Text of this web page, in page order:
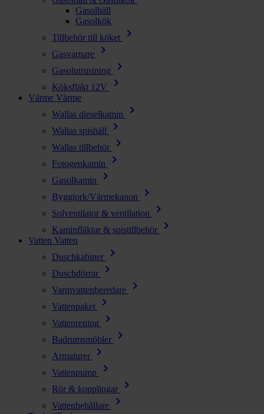
Gasolhäll
Gasolkök
Tillbehör till köket
chevron_right
Gasvarnare chevron_right
Gasolutrustning chevron_right
Köksfläkt 12V chevron_right
Värme Värme
Wallas dieselkamin
chevron_right
Wallas spishäll chevron_right
Wallas tillbehör chevron_right
Fotogenkamin chevron_right
Gasolkamin chevron_right
Byggtork/Värmekanon chevron_right
Solventilator & ventilation chevron_right
Kaminfläktar & spistillbehör chevron_right
Vatten Vatten
Duschkabiner
chevron_right
Duschdörrar chevron_right
Varmvattenberedare chevron_right
Vattenpaket chevron_right
Vattenrening chevron_right
Badrumsmöbler chevron_right
Armaturer chevron_right
Vattenpump chevron_right
Rör & kopplingar chevron_right
Vattenbehållare chevron_right